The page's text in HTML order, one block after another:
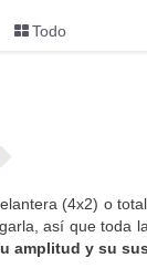
Todo
(4x2) o
así que toda
amplitud y su